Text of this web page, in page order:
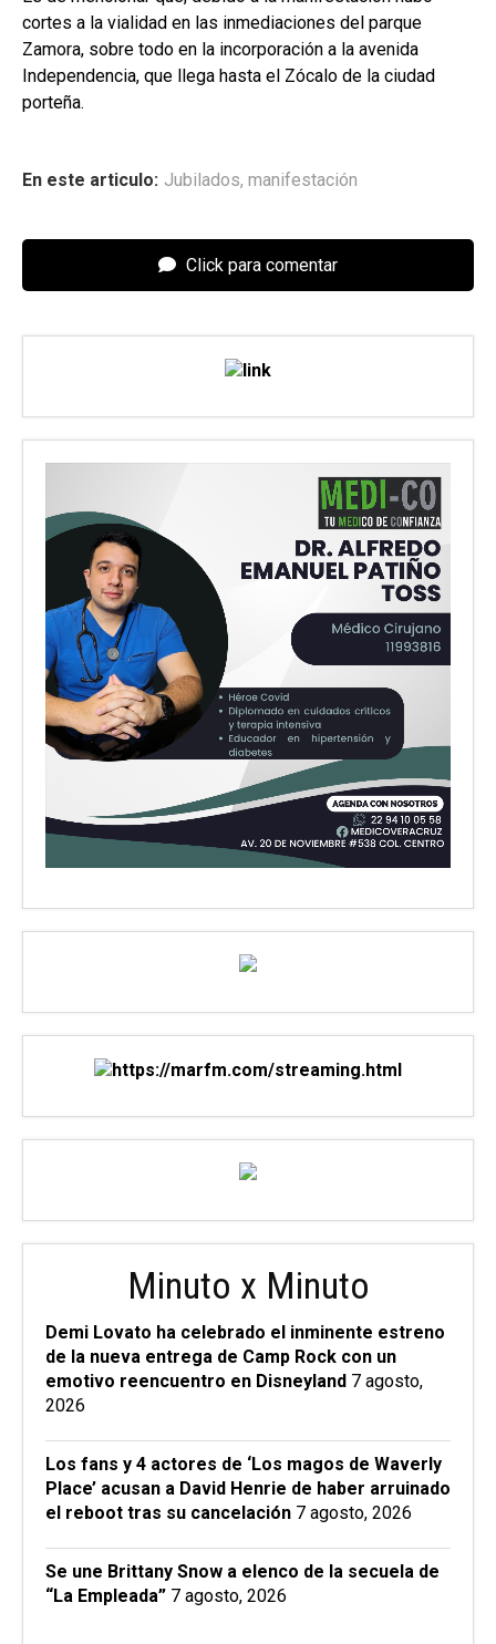
cortes a la vialidad en las inmediaciones del parque
Zamora, sobre todo en la incorporación a la avenida
Independencia, que llega hasta el Zócalo de la ciudad
porteña.
En este articulo: Jubilados, manifestación
Click para comentar
Minuto x Minuto
Demi Lovato ha celebrado el inminente estreno
de la nueva entrega de Camp Rock con un
emotivo reencuentro en Disneyland 7 agosto,
2026
Los fans y 4 actores de ‘Los magos de Waverly
Place’ acusan a David Henrie de haber arruinado
el reboot tras su cancelación 7 agosto, 2026
Se une Brittany Snow a elenco de la secuela de
“La Empleada” 7 agosto, 2026